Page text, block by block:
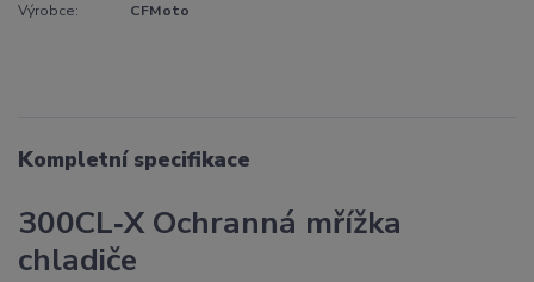
Výrobce: CFMoto
Kompletní specifikace
300CL‑X Ochranná mřížka
chladiče